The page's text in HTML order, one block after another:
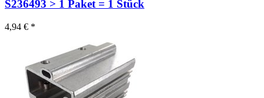
S236493 > 1 Paket = 1 Stück
4,94 € *